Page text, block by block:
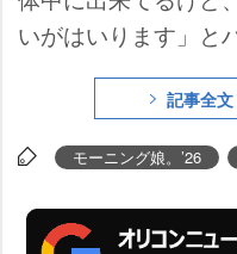
いがはいります」と
ションに挑んでいる
記事全
モーニング娘。’26